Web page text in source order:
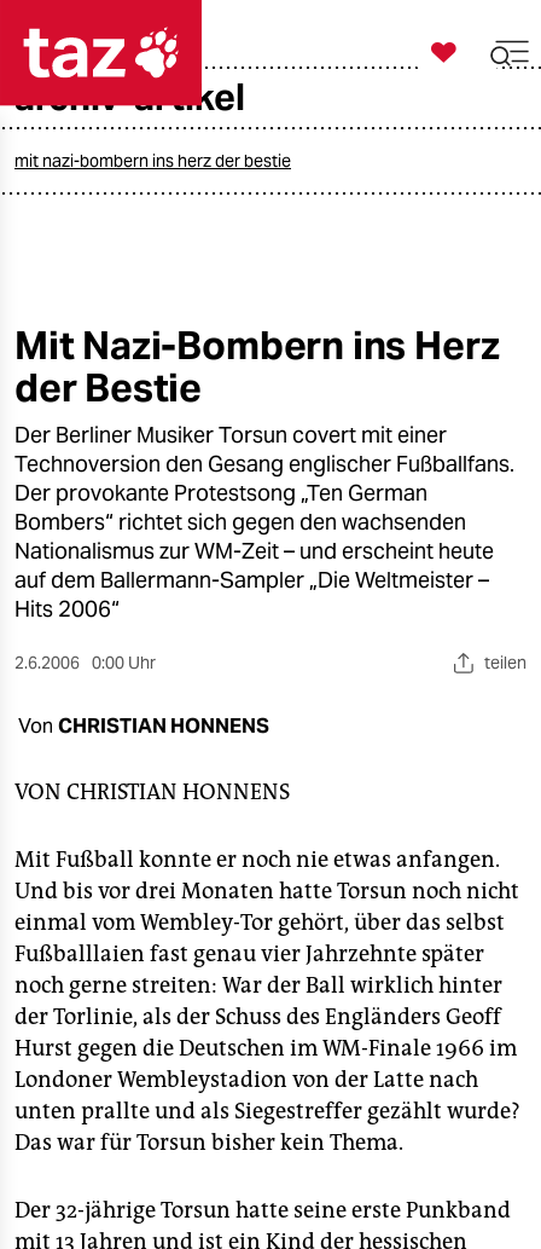
taz zahl ich
öko
gesellschaft
kultur
sport
berlin
nord
wahrheit
veranstaltungen
shop
fragen & hilfe
unterstützen
abo
genossenschaft
epaper login

taz zahl ich
archiv-artikel
mit nazi-bombern ins herz der bestie
Mit Nazi-Bombern ins Herz
der Bestie
Der Berliner Musiker Torsun covert mit einer
Technoversion den Gesang englischer Fußballfans.
Der provokante Protestsong „Ten German
Bombers“ richtet sich gegen den wachsenden
Nationalismus zur WM-Zeit – und erscheint heute
auf dem Ballermann-Sampler „Die Weltmeister –
Hits 2006“
2.6.2006 0:00 Uhr teilen
Von CHRISTIAN HONNENS
VON CHRISTIAN HONNENS
Mit Fußball konnte er noch nie etwas anfangen.
Und bis vor drei Monaten hatte Torsun noch nicht
einmal vom Wembley-Tor gehört, über das selbst
Fußballlaien fast genau vier Jahrzehnte später
noch gerne streiten: War der Ball wirklich hinter
der Torlinie, als der Schuss des Engländers Geoff
Hurst gegen die Deutschen im WM-Finale 1966 im
Londoner Wembleystadion von der Latte nach
unten prallte und als Siegestreffer gezählt wurde?
Das war für Torsun bisher kein Thema.
Der 32-jährige Torsun hatte seine erste Punkband
mit 13 Jahren und ist ein Kind der hessischen